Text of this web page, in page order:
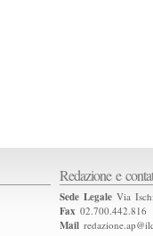
Redazione e
Sede Legale Via
Fax 02.700.442.816
Mail